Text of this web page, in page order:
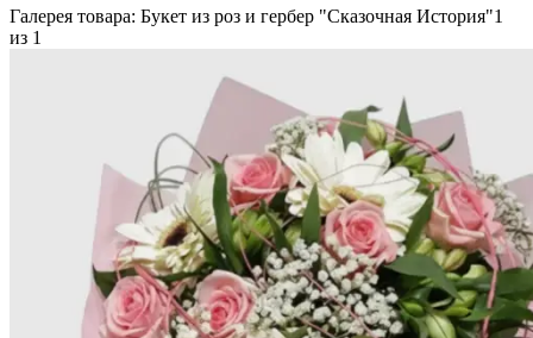
Галерея товара: Букет из роз и гербер "Cказочная История"1
из 1